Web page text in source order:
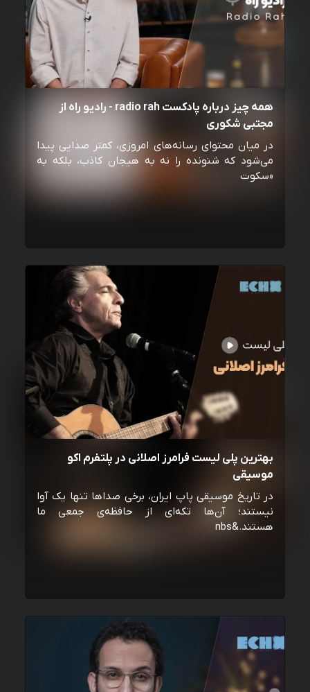
همه چیز درباره پادکست radio rah - رادیو راه از
مجتبی شکوری
در میان محتوای رسانه‌های امروزی، کمتر صدایی پیدا
می‌شود که شنونده را نه به هیجان کاذب، بلکه به
«سکوت
بهترین پلی لیست فرامرز اصلانی در پلتفرم اکو
موسیقی
در تاریخ موسیقی پاپ ایران، برخی صداها تنها یک آوا
نیستند؛ آن‌ها تکه‌ای از حافظه‌ی جمعی ما
هستند.&nbs